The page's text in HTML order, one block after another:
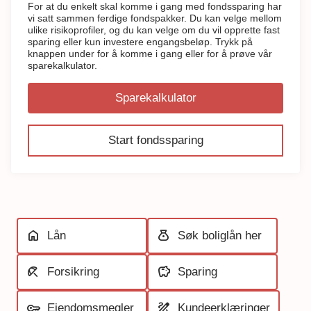
For at du enkelt skal komme i gang med fondssparing har
vi satt sammen ferdige fondspakker. Du kan velge mellom
ulike risikoprofiler, og du kan velge om du vil opprette fast
sparing eller kun investere engangsbeløp. Trykk på
knappen under for å komme i gang eller for å prøve vår
sparekalkulator.
Start fondssparing
Sparekalkulator
Lån
home Søk boliglån her
money_bag
Forsikring
beach_access Sparing
savings
Eiendomsmegler Kundeerklæringer